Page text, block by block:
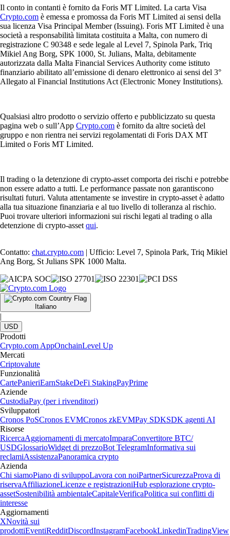
Il conto in contanti è fornito da Foris MT Limited. La carta Visa
Crypto.com è emessa e promossa da Foris MT Limited ai sensi della
sua licenza Visa Principal Member (Issuing). Foris MT Limited è una
società a responsabilità limitata costituita a Malta, con numero di
registrazione C 90348 e sede legale al Level 7, Spinola Park, Triq
Mikiel Ang Borg, SPK 1000, St. Julians, Malta, debitamente
autorizzata dalla Malta Financial Services Authority come istituto
finanziario abilitato all’emissione di denaro elettronico ai sensi del 3°
Allegato al Financial Institutions Act (Electronic Money Institutions).
Qualsiasi altro prodotto o servizio offerto e pubblicizzato su questa
pagina web o sull’App Crypto.com è fornito da altre società del
gruppo e non rientra nei servizi regolamentati di Foris DAX MT
Limited o Foris MT Limited.
Il trading o la detenzione di crypto-asset comporta dei rischi e potrebbe
non essere adatto a tutti. Le performance passate non garantiscono
risultati futuri. Valuta attentamente se investire in crypto-asset è adatto
alla tua situazione finanziaria e al tuo livello di tolleranza al rischio.
Puoi trovare ulteriori informazioni sui rischi legati al trading o alla
detenzione di crypto-asset qui.
Contatto: chat.crypto.com | Ufficio: Level 7, Spinola Park, Triq Mikiel
Ang Borg, St Julians SPK 1000 Malta.
Italiano
|
USD
Prodotti
Crypto.com AppOnchainLevel Up
Mercati
Criptovalute
Funzionalità
CartePanieriEarnStakeDeFi StakingPayPrime
Aziende
CustodiaPay (per i rivenditori)
Sviluppatori
Cronos PoSCronos EVMCronos zkEVMPay SDKSDK agenti AI
Risorse
RicercaAggiornamenti di mercatoImparaConvertitore BTC/
USDGlossarioWidget di prezzoBot TelegramInformativa sui
reclamiAssistenzaPanoramica crypto
Azienda
Chi siamoPiano di sviluppoLavora con noiPartnerSicurezzaProva di
riservaAffiliazioneLicenze e registrazioniHub esplorazione crypto-
assetSostenibilità ambientaleCapitaleVerificaPolitica sui conflitti di
interesse
Aggiornamenti
XNovità sui
prodottiEventiRedditDiscordInstagramFacebookLinkedinTradingView